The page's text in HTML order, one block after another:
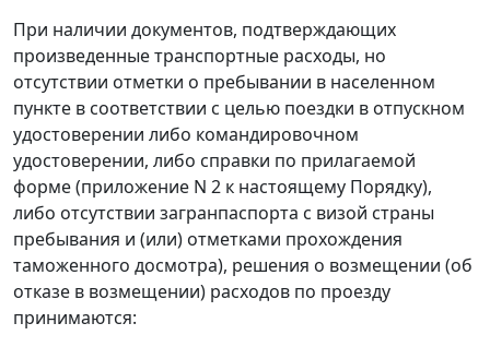
При наличии документов, подтверждающих
произведенные транспортные расходы, но
отсутствии отметки о пребывании в населенном
пункте в соответствии с целью поездки в отпускном
удостоверении либо командировочном
удостоверении, либо справки по прилагаемой
форме (приложение N 2 к настоящему Порядку),
либо отсутствии загранпаспорта с визой страны
пребывания и (или) отметками прохождения
таможенного досмотра), решения о возмещении (об
отказе в возмещении) расходов по проезду
принимаются: